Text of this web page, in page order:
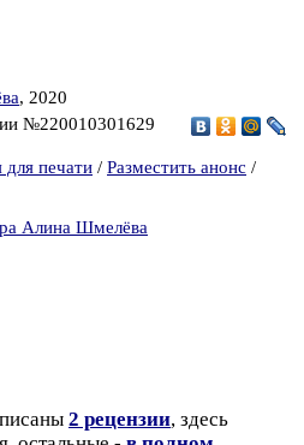
, 2020
№220010301629
для печати / Разместить анонс /
Алина Шмелёва
2 рецензии, здесь